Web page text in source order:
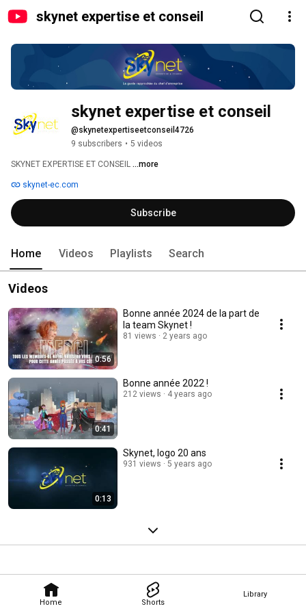
skynet expertise et conseil
Home Shorts
Library
skynet expertise et conseil
@skynetexpertiseetconseil4726
9 subscribers • 5 videos
SKYNET EXPERTISE ET CONSEIL ...more
skynet-ec.com
Subscribe
Home Videos Playlists Search
Videos
0:56
Bonne année 2024 de la part de
la team Skynet !
81 views 2 years ago
0:41
Bonne année 2022 !
212 views 4 years ago
0:13
Skynet, logo 20 ans
931 views 5 years ago